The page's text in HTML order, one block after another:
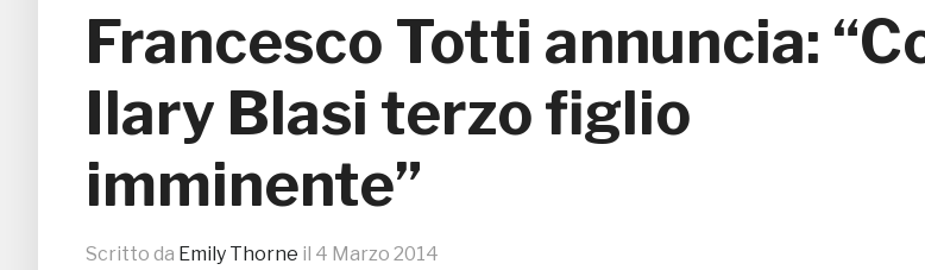
Francesco Totti annuncia:
Ilary Blasi terzo figlio
imminente”
Scritto da Emily Thorne il 4 Marzo 2014